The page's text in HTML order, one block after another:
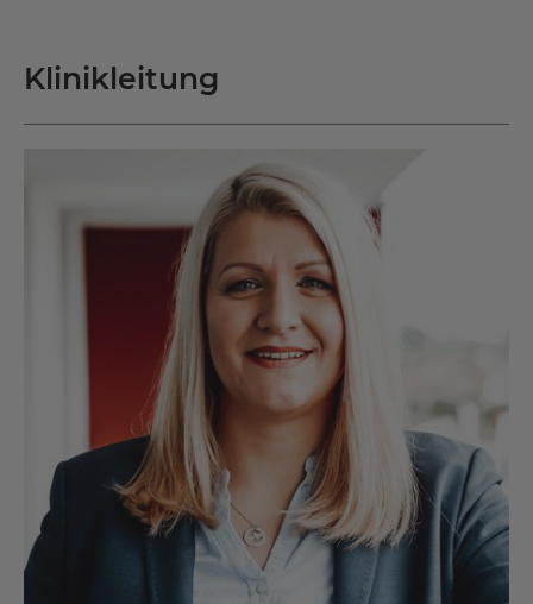
Klinikleitung